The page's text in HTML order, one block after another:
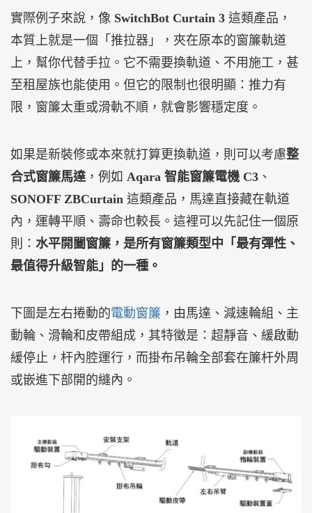
實際例子來說，像 SwitchBot Curtain 3 這類產品，
本質上就是一個「推拉器」，夾在原本的窗簾軌道
上，幫你代替手拉。它不需要換軌道、不用施工，甚
至租屋族也能使用。但它的限制也很明顯：推力有
限，窗簾太重或滑軌不順，就會影響穩定度。
如果是新裝修或本來就打算更換軌道，則可以考慮整
合式窗簾馬達 ，例如 Aqara 智能窗簾電機 C3 、
SONOFF ZBCurtain 這類產品，馬達直接藏在軌道
內，運轉平順、壽命也較長。這裡可以先記住一個原
則： 水平開闔窗簾，是所有窗簾類型中「最有彈性、
最值得升級智能」的一種。
下圖是左右捲動的電動窗簾 ，由馬達、減速輪組、主
動輪、滑輪和皮帶組成，其特徵是：超靜音、緩啟動
緩停止，杆內腔運行，而掛布吊輪全部套在簾杆外周
或嵌進下部開的縫內。